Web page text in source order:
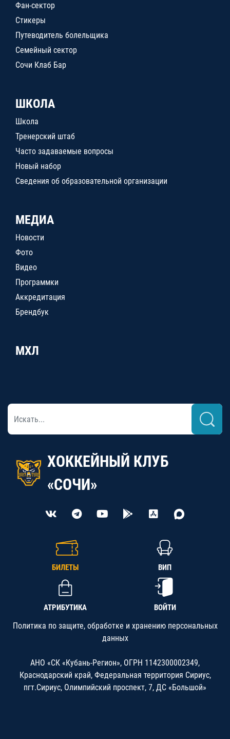
Фан-сектор
Стикеры
Путеводитель болельщика
Семейный сектор
Сочи Клаб Бар
ШКОЛА
Школа
Тренерский штаб
Часто задаваемые вопросы
Новый набор
Сведения об образовательной организации
МЕДИА
Новости
Фото
Видео
Программки
Аккредитация
Брендбук
МХЛ
ХОККЕЙНЫЙ КЛУБ
«СОЧИ»
БИЛЕТЫ ВИП
АТРИБУТИКА ВОЙТИ
Политика по защите, обработке и хранению персональных
данных
АНО «СК «Кубань-Регион», ОГРН 1142300002349,
Краснодарский край, Федеральная территория Сириус,
пгт.Сириус, Олимпийский проспект, 7, ДС «Большой»